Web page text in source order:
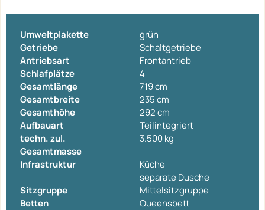
Umweltplakette
grün
Getriebe
Schaltgetriebe
Antriebsart
Frontantrieb
Schlafplätze
4
Gesamtlänge
719 cm
Gesamtbreite
235 cm
Gesamthöhe
292 cm
Aufbauart
Teilintegriert
techn. zul.
Gesamtmasse
3.500 kg
Infrastruktur
Küche
separate Dusche
Sitzgruppe
Mittelsitzgruppe
Betten
Queensbett